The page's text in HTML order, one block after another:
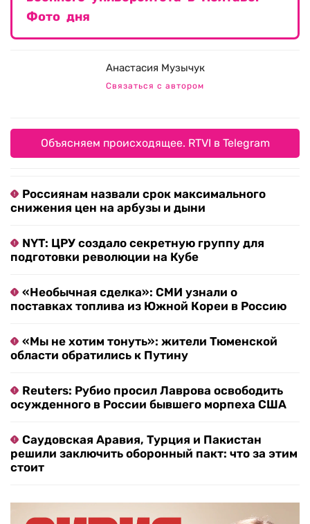
Фото дня
Анастасия Музычук
Связаться с автором
Объясняем происходящее. RTVI в Telegram
Россиянам назвали срок максимального
снижения цен на арбузы и дыни
NYT: ЦРУ создало секретную группу для
подготовки революции на Кубе
«Необычная сделка»: СМИ узнали о
поставках топлива из Южной Кореи в Россию
«Мы не хотим тонуть»: жители Тюменской
области обратились к Путину
Reuters: Рубио просил Лаврова освободить
осужденного в России бывшего морпеха США
Саудовская Аравия, Турция и Пакистан
решили заключить оборонный пакт: что за этим
стоит